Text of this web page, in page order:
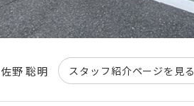
佐野 聡明 スタッフ紹介ページを見る